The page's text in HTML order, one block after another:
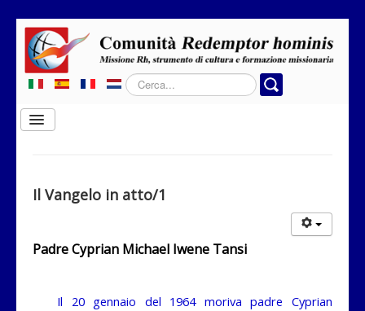
Cerca...
Cambia
Chi siamo
Rubriche
Privacy
Il Vangelo in atto/1
Padre Cyprian Michael Iwene Tansi
Il 20 gennaio del 1964 moriva padre Cyprian